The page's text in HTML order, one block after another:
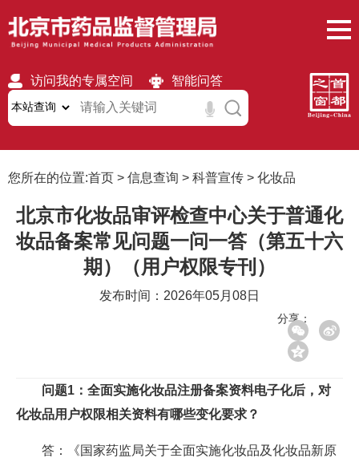
访问我的专属空间 智能问答
无障碍 繁體 移动版
您所在的位置:首页 > 信息查询 > 科普宣传 > 化妆品
北京市化妆品审评检查中心关于普通化
妆品备案常见问题一问一答（第五十六
期）（用户权限专刊）
发布时间：2026年05月08日
分享：
问题1：全面实施化妆品注册备案资料电子化后，对
化妆品用户权限相关资料有哪些变化要求？
答：《国家药监局关于全面实施化妆品及化妆品新原